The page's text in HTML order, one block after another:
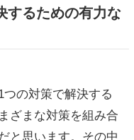
するための有力な
の対策で解決する
ざまな対策を組み合
と思います。その中